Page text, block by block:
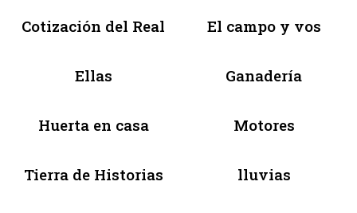
Cotización del Real El campo y vos
Ellas Ganadería
Huerta en casa Motores
Tierra de Historias lluvias